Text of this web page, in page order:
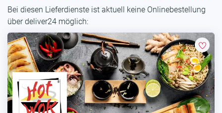
Bei diesen Lieferdienste ist aktuell keine Onlinebestellung
über deliver24 möglich: